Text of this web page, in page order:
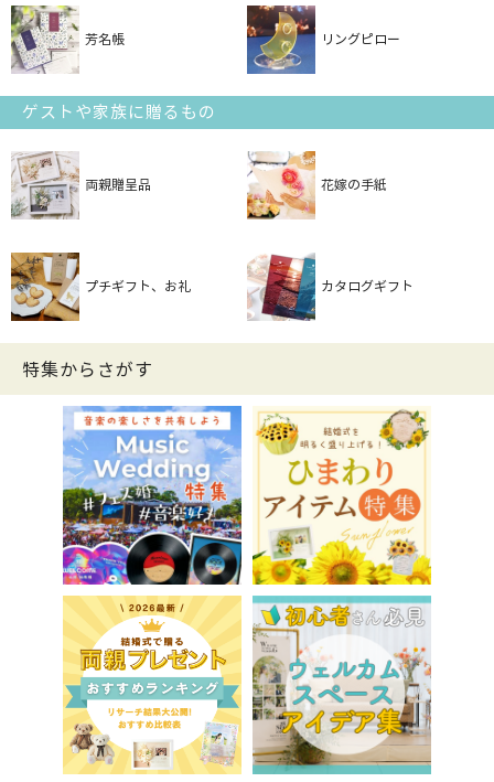
芳名帳 リングピロー
ゲストや家族に贈るもの
両親贈呈品 花嫁の手紙
プチギフト、お礼 カタログギフト
特集からさがす